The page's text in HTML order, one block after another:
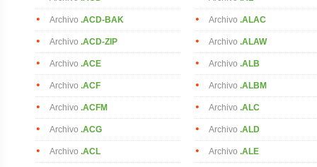
Archivo .ACD-BAK
Archivo .ACD-ZIP
Archivo .ACE
Archivo .ACF
Archivo .ACFM
Archivo .ACG
Archivo .ACL
Archivo .ALAC
Archivo .ALAW
Archivo .ALB
Archivo .ALBM
Archivo .ALC
Archivo .ALD
Archivo .ALE